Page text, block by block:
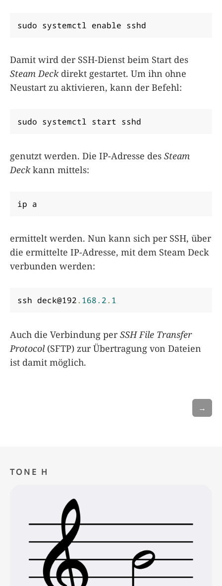
sudo systemctl enable sshd
Damit wird der SSH-Dienst beim Start des
Steam Deckdirekt gestartet. Um ihn ohne
Neustart zu aktivieren, kann der Befehl:
sudo systemctl start sshd
genutzt werden. Die IP-Adresse des Steam
Deckkann mittels:
ip a
ermittelt werden. Nun kann sich per SSH, über
die ermittelte IP-Adresse, mit dem Steam Deck
verbunden werden:
ssh deck@192. 168.2. 1
Auch die Verbindung perSSH File Transfer
Protocol(SFTP) zur Übertragung von Dateien
ist damit möglich.
→
TONE H